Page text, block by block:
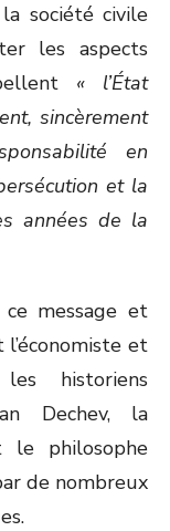
société civile
les aspects
« l’État
sincèrement
en
et la
années de la
ce message et
et
historiens
Dechev, la
le philosophe
de nombreux